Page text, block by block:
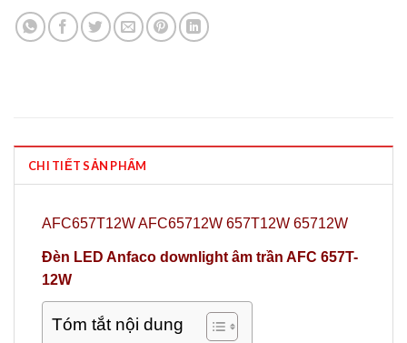
CHI TIẾT SẢN PHẨM
AFC657T12W AFC65712W 657T12W 65712W
Đèn LED Anfaco downlight âm trần AFC 657T-
12W
Tóm tắt nội dung